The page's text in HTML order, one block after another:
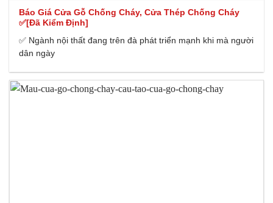
Báo Giá Cửa Gỗ Chống Cháy, Cửa Thép Chống Cháy
✅[Đã Kiểm Định]
✅ Ngành nội thất đang trên đà phát triển mạnh khi mà người
dân ngày